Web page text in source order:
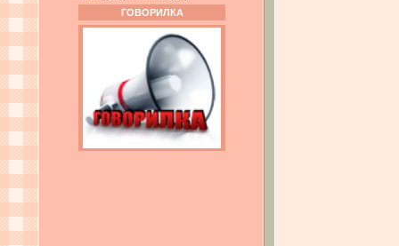
ГОВОРИЛКА